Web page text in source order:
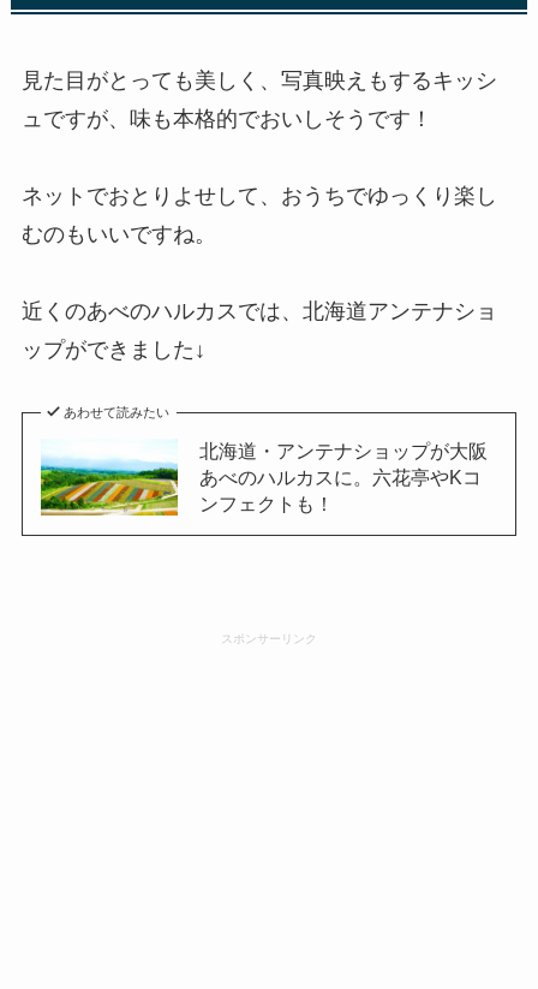
見た目がとっても美しく、写真映えもするキッシ
ュですが、味も本格的でおいしそうです！
ネットでおとりよせして、おうちでゆっくり楽し
むのもいいですね。
近くのあべのハルカスでは、北海道アンテナショ
ップができました↓
あわせて読みたい
北海道・アンテナショップが大阪
あべのハルカスに。六花亭やKコ
ンフェクトも！
スポンサーリンク